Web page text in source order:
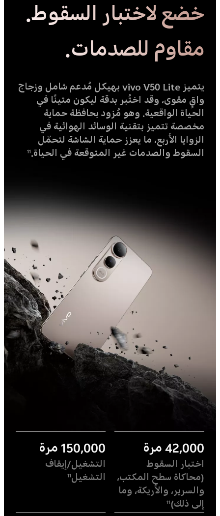
خضع لاختبار السقوط.
مقاوم للصدمات.
يتميز vivo V50 Lite بهيكل مُدعم شامل وزجاج
واقٍ مقوى، وقد اختُبر بدقة ليكون متينًا في
الحياة الواقعية. وهو مُزود بحافظة حماية
مخصصة تتميز بتقنية الوسائد الهوائية في
الزوايا الأربع، ما يعزز حماية الشاشة لتحمّل
السقوط والصدمات غير المتوقعة في الحياة.11
42,000 مرة
اختبار السقوط
(محاكاة سطح المكتب،
والسرير، والأريكة، وما
إلى ذلك)11
150,000 مرة
التشغيل/إيقاف
التشغيل11